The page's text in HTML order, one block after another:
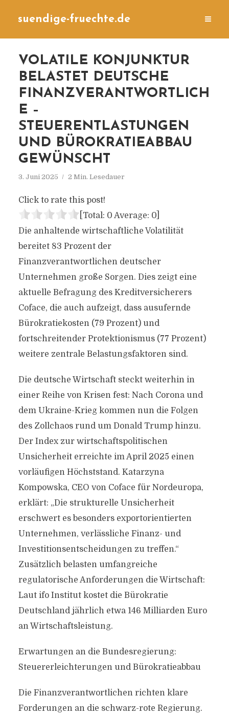
suendige-fruechte.de
VOLATILE KONJUNKTUR
BELASTET DEUTSCHE
FINANZVERANTWORTLICH
E –
STEUERENTLASTUNGEN
UND BÜROKRATIEABBAU
GEWÜNSCHT
3. Juni 2025 2 Min. Lesedauer
Click to rate this post!
[Total: 0 Average: 0]
Die anhaltende wirtschaftliche Volatilität
bereitet 83 Prozent der
Finanzverantwortlichen deutscher
Unternehmen große Sorgen. Dies zeigt eine
aktuelle Befragung des Kreditversicherers
Coface, die auch aufzeigt, dass ausufernde
Bürokratiekosten (79 Prozent) und
fortschreitender Protektionismus (77 Prozent)
weitere zentrale Belastungsfaktoren sind.
Die deutsche Wirtschaft steckt weiterhin in
einer Reihe von Krisen fest: Nach Corona und
dem Ukraine-Krieg kommen nun die Folgen
des Zollchaos rund um Donald Trump hinzu.
Der Index zur wirtschaftspolitischen
Unsicherheit erreichte im April 2025 einen
vorläufigen Höchststand. Katarzyna
Kompowska, CEO von Coface für Nordeuropa,
erklärt: „Die strukturelle Unsicherheit
erschwert es besonders exportorientierten
Unternehmen, verlässliche Finanz- und
Investitionsentscheidungen zu treffen.“
Zusätzlich belasten umfangreiche
regulatorische Anforderungen die Wirtschaft:
Laut ifo Institut kostet die Bürokratie
Deutschland jährlich etwa 146 Milliarden Euro
an Wirtschaftsleistung.
Erwartungen an die Bundesregierung:
Steuererleichterungen und Bürokratieabbau
Die Finanzverantwortlichen richten klare
Forderungen an die schwarz-rote Regierung.